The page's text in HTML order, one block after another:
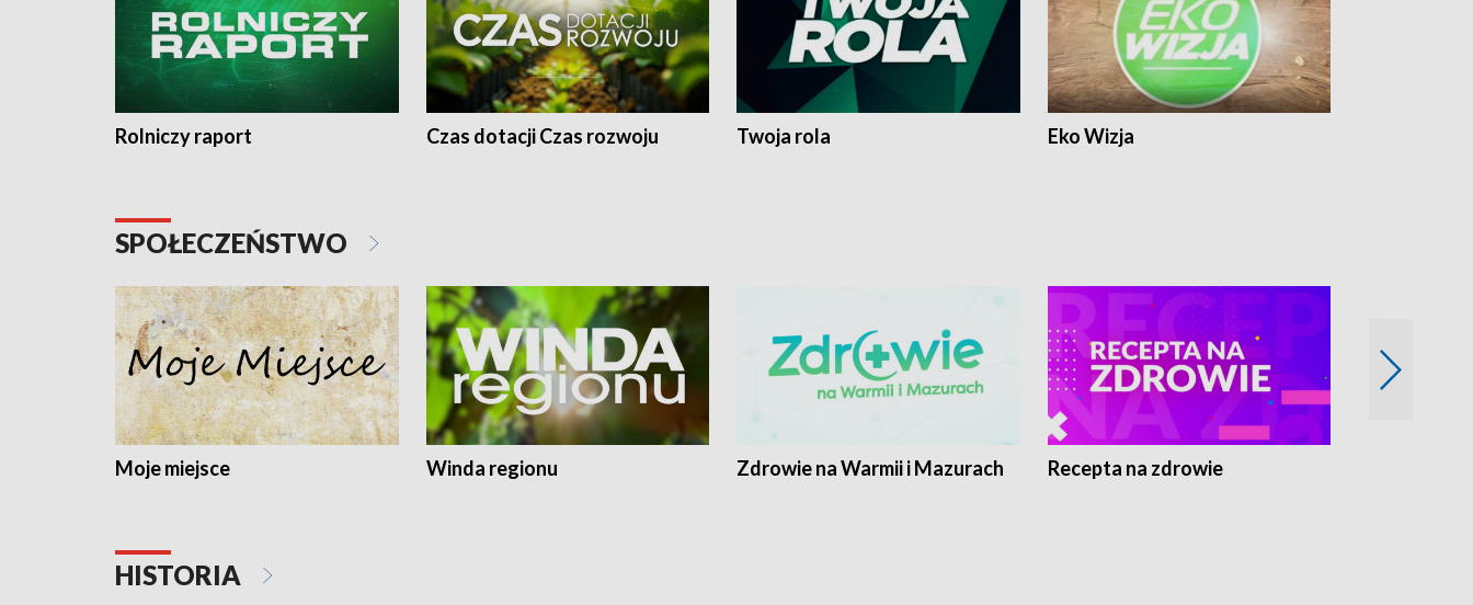
Rolniczy raport Czas dotacji Czas rozwoju Twoja rola Eko Wizja
SPOŁECZEŃSTWO
Moje miejsce Winda regionu Zdrowie na Warmii i Mazurach Recepta na zdrowie
HISTORIA